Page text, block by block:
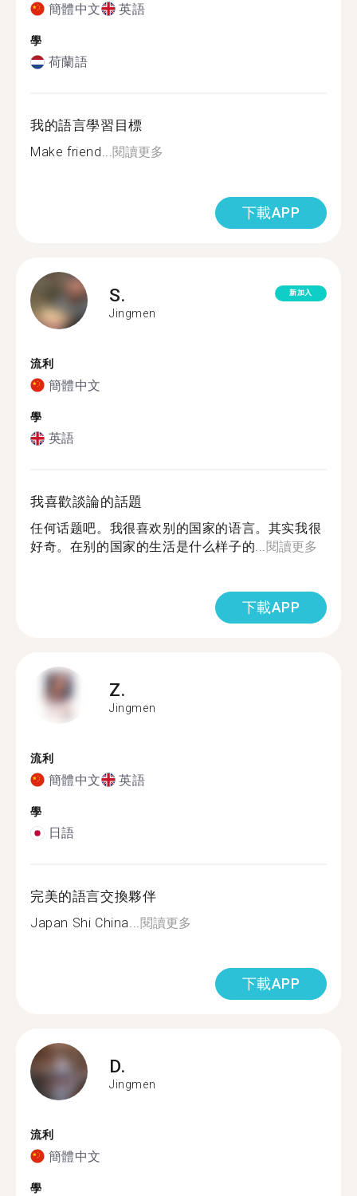
簡體中文 英語
學
荷蘭語
我的語言學習目標
Make friend...閱讀更多
下載APP
S.
Jingmen
新加入
流利
簡體中文
學
英語
我喜歡談論的話題
任何话题吧。我很喜欢别的国家的语言。其实我很
好奇。在别的国家的生活是什么样子的...閱讀更多
下載APP
Z.
Jingmen
流利
簡體中文 英語
學
日語
完美的語言交換夥伴
Japan Shi China...閱讀更多
下載APP
D.
Jingmen
流利
簡體中文
學